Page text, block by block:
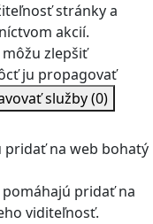
stránky a
akcií.
zlepšiť
ju propagovať
služby(0)
pridať na web bohatý
pomáhajú pridať na
viditeľnosť.